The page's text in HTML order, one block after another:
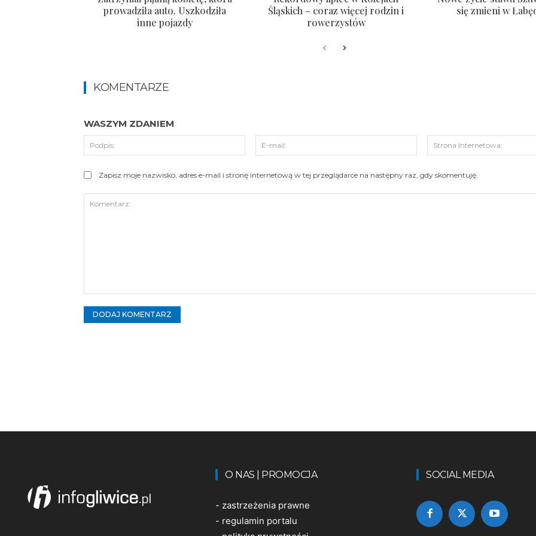
prowadziła auto. Uszkodziła
inne pojazdy
Śląskich – coraz więcej rodzin i
rowerzystów
się zmieni w
KOMENTARZE
WASZYM ZDANIEM
Podpis:
mail:
Zapisz moje nazwisko, adres e-mail i stronę internetową w tej przeglądarce na następny raz, gdy skomentuję.
O NAS | PROMOCJA
- zastrzeżenia prawne
- regulamin portalu
SOCIAL MEDIA